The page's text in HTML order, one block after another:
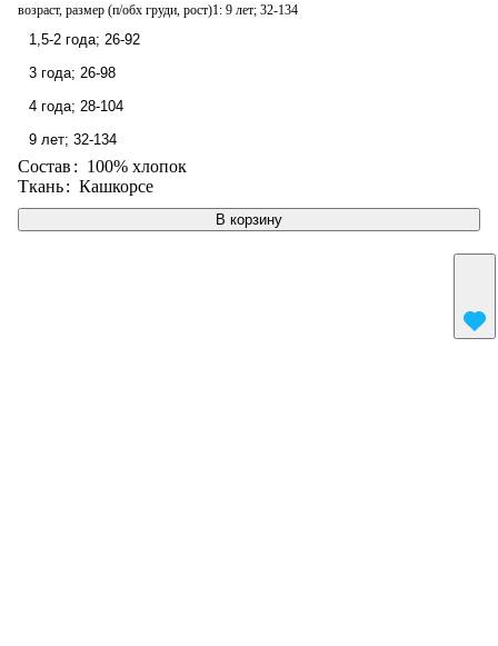
В корзину
возраст, размер (п/обх груди, рост)1: 9 лет; 32-134
1,5-2 года; 26-92
3 года; 26-98
4 года; 28-104
9 лет; 32-134
Состав: 100% хлопок
Ткань: Кашкорсе